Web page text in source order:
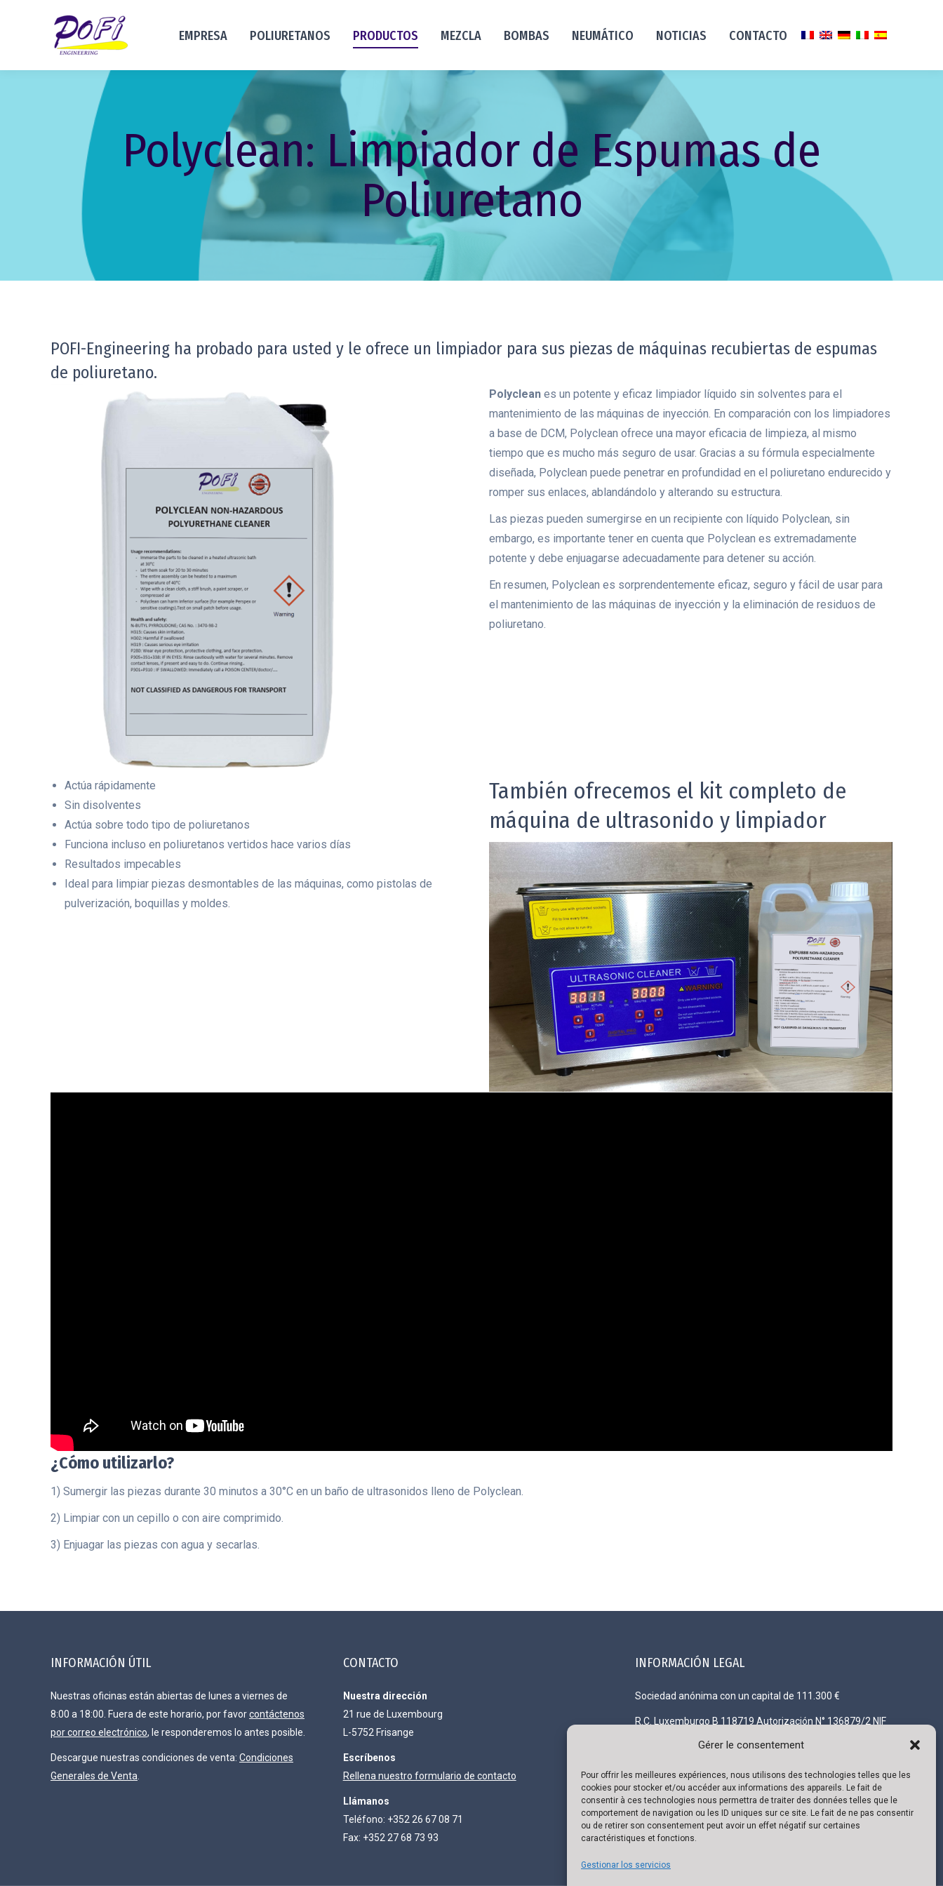
Gérer le consentement
Pour offrir les meilleures expériences, nous utilisons des technologies telles que les
cookies pour stocker et/ou accéder aux informations des appareils. Le fait de
consentir à ces technologies nous permettra de traiter des données telles que le
comportement de navigation ou les ID uniques sur ce site. Le fait de ne pas consentir
ou de retirer son consentement peut avoir un effet négatif sur certaines
caractéristiques et fonctions.
Gestionar los servicios
EMPRESA POLIURETANOS PRODUCTOS MEZCLA BOMBAS NEUMÁTICO NOTICIAS CONTACTO
Polyclean: Limpiador de Espumas de
Poliuretano
POFI-Engineering ha probado para usted y le ofrece un limpiador para sus piezas de máquinas recubiertas de espumas
de poliuretano.
Polyclean es un potente y eficaz limpiador líquido sin solventes para el
mantenimiento de las máquinas de inyección. En comparación con los limpiadores
a base de DCM, Polyclean ofrece una mayor eficacia de limpieza, al mismo
tiempo que es mucho más seguro de usar. Gracias a su fórmula especialmente
diseñada, Polyclean puede penetrar en profundidad en el poliuretano endurecido y
romper sus enlaces, ablandándolo y alterando su estructura.
Las piezas pueden sumergirse en un recipiente con líquido Polyclean, sin
embargo, es importante tener en cuenta que Polyclean es extremadamente
potente y debe enjuagarse adecuadamente para detener su acción.
En resumen, Polyclean es sorprendentemente eficaz, seguro y fácil de usar para
el mantenimiento de las máquinas de inyección y la eliminación de residuos de
poliuretano.
Actúa rápidamente
Sin disolventes
Actúa sobre todo tipo de poliuretanos
Funciona incluso en poliuretanos vertidos hace varios días
Resultados impecables
Ideal para limpiar piezas desmontables de las máquinas, como pistolas de
pulverización, boquillas y moldes.
También ofrecemos el kit completo de
máquina de ultrasonido y limpiador
¿Cómo utilizarlo?
1) Sumergir las piezas durante 30 minutos a 30°C en un baño de ultrasonidos lleno de Polyclean.
2) Limpiar con un cepillo o con aire comprimido.
3) Enjuagar las piezas con agua y secarlas.
INFORMACIÓN ÚTIL
Nuestras oficinas están abiertas de lunes a viernes de
8:00 a 18:00. Fuera de este horario, por favorcontáctenos
por correo electrónico, le responderemos lo antes posible.
Descargue nuestras condiciones de venta: Condiciones
Generales de Venta
CONTACTO
Nuestra dirección
21 rue de Luxembourg
L-5752 Frisange
Escríbenos
Rellena nuestro formulario de contacto
Llámanos
Teléfono: +352 26 67 08 71
Fax: +352 27 68 73 93
INFORMACIÓN LEGAL
Sociedad anónima con un capital de 111.300 €
R.C. Luxemburgo B 118719 Autorización N° 136879/2 NIF
IVA N° LU 22332726 Banco: ING IBAN: LU02 0141 0443